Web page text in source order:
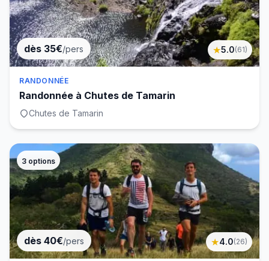
dès 35€/pers ★5.0(61)
RANDONNÉE
Randonnée à Chutes de Tamarin
Chutes de Tamarin
3 options
dès 40€/pers ★4.0(26)